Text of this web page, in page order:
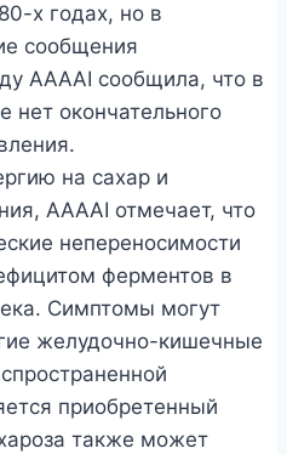
х годах, но в
сообщения
AAAAI сообщила, что в
нет окончательного
на сахар и
AAAAI отмечает, что
непереносимости
ферментов в
Симптомы могут
желудочно-кишечные
приобретенный
также может